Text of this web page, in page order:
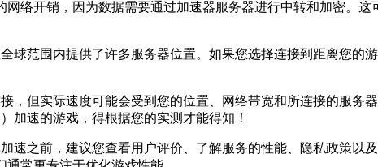
络开销，因为数据需要通过加速器服务器进行中转和加密。
球范围内提供了许多服务器位置。如果您选择连接到距离您的
，但实际速度可能会受到您的位置、网络带宽和所连接的服务
加速的游戏，得根据您的实测才能得知！
速之前，建议您查看用户评价、了解服务的性能、隐私政策以